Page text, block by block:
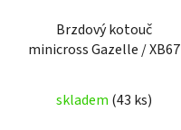
Brzdový kotouč
minicross Gazelle / XB67
skladem (43 ks)